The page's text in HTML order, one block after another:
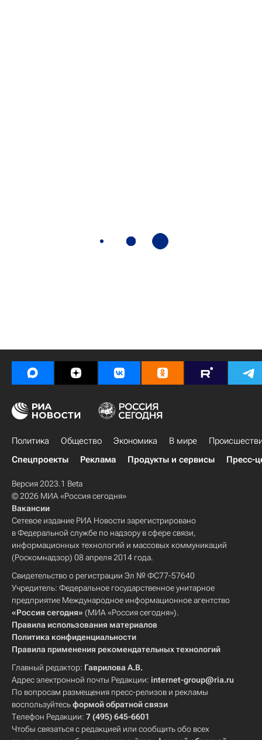
Политика Общество Экономика В мире
Спецпроекты
Реклама Продукты и сервисы Пресс-
Версия 2023.1 Beta
© 2026 МИА «Россия сегодня»
Вакансии
Сетевое издание РИА Новости зарегистрировано
в Федеральной службе по надзору в сфере связи,
информационных технологий и массовых коммуникаций
(Роскомнадзор) 08 апреля 2014 года.
Свидетельство о регистрации Эл № ФС77-57640
Учредитель: Федеральное государственное унитарное
предприятие Международное информационное агентство
«Россия сегодня» (МИА «Россия сегодня»).
Правила использования материалов
Политика конфиденциальности
Правила применения рекомендательных технологий
Главный редактор: Гаврилова А.В.
Адрес электронной почты Редакции: internet-group@ria.ru
По вопросам размещения пресс-релизов и рекламы
воспользуйтесьформой обратной связи
Телефон Редакции: 7 (495) 645-6601
Чтобы связаться с редакцией или сообщить обо всех